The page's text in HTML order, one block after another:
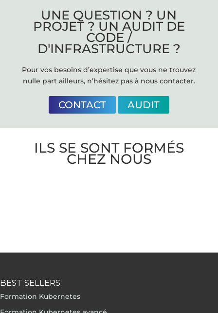
UNE QUESTION ? UN
PROJET ? UN AUDIT DE
CODE /
D'INFRASTRUCTURE ?
Pour vos besoins d’expertise que vous ne trouvez
nulle part ailleurs, n’hésitez pas à nous contacter.
CONTACT AUDIT
ILS SE SONT FORMÉS
CHEZ NOUS
BEST SELLERS
Formation Kubernetes